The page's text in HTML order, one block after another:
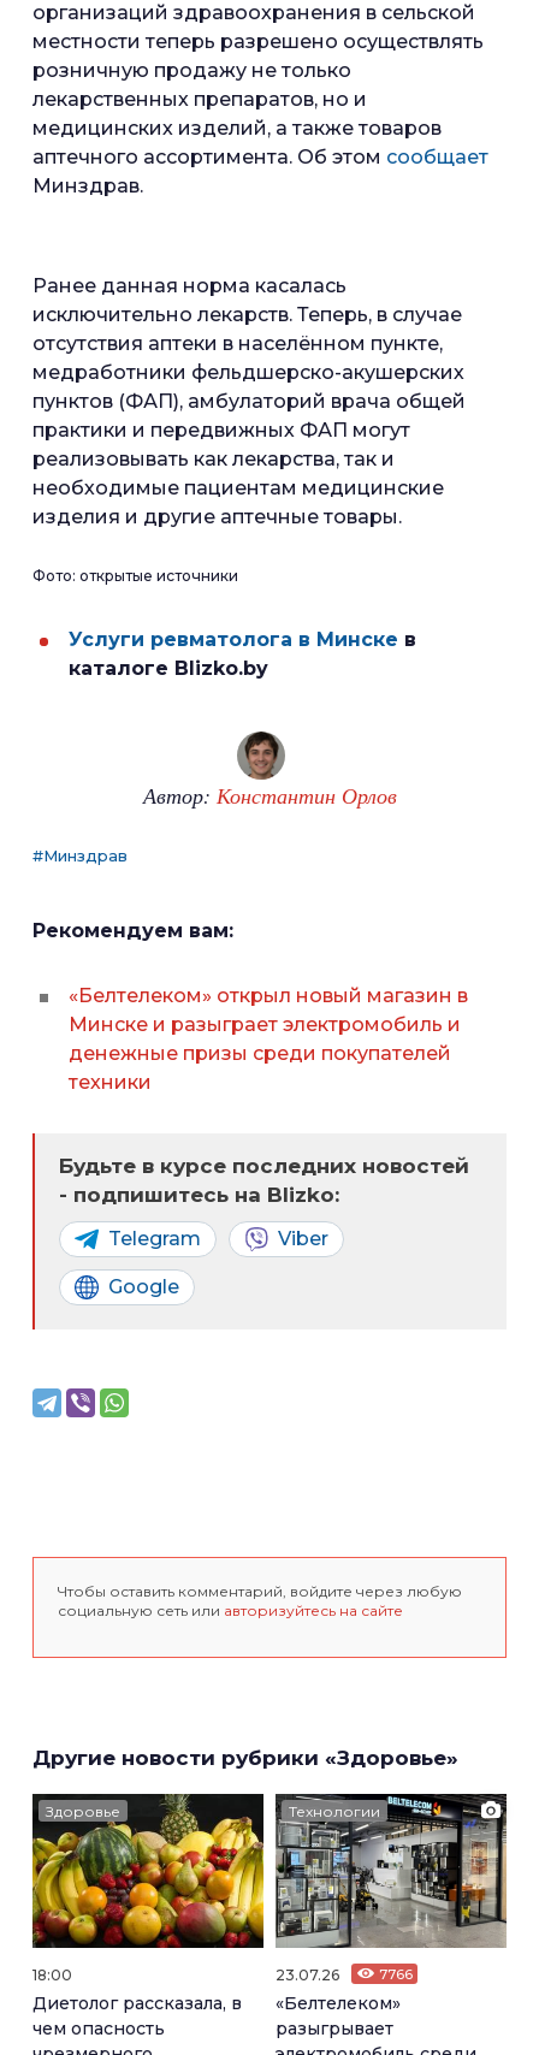
организаций здравоохранения в сельской
местности теперь разрешено осуществлять
розничную продажу не только
лекарственных препаратов, но и
медицинских изделий, а также товаров
аптечного ассортимента. Об этом сообщает
Минздрав.
Ранее данная норма касалась
исключительно лекарств. Теперь, в случае
отсутствия аптеки в населённом пункте,
медработники фельдшерско-акушерских
пунктов (ФАП), амбулаторий врача общей
практики и передвижных ФАП могут
реализовывать как лекарства, так и
необходимые пациентам медицинские
изделия и другие аптечные товары.
Фото: открытые источники
Услуги ревматолога в Минске в
каталоге Blizko.by
Автор: Константин Орлов
#Минздрав
Рекомендуем вам:
«Белтелеком» открыл новый магазин в
Минске и разыграет электромобиль и
денежные призы среди покупателей
техники
Будьте в курсе последних новостей
- подпишитесь на Blizko:
Telegram Viber
Google
Чтобы оставить комментарий, войдите через любую
социальную сеть или авторизуйтесь на сайте
Другие новости рубрики «Здоровье»
Здоровье
18:00
Диетолог рассказала, в
чем опасность
Технологии
23.07.26 7766
«Белтелеком»
разыгрывает